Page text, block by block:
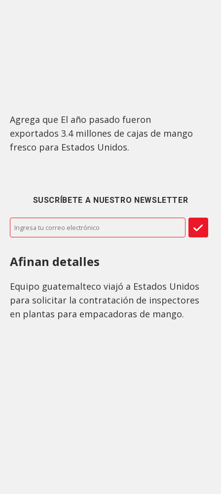
Agrega que El año pasado fueron
exportados 3.4 millones de cajas de mango
fresco para Estados Unidos.
SUSCRÍBETE A NUESTRO NEWSLETTER
Afinan detalles
Equipo guatemalteco viajó a Estados Unidos
para solicitar la contratación de inspectores
en plantas para empacadoras de mango.